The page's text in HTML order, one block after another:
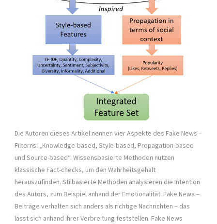
Die Autoren dieses Artikel nennen vier Aspekte des Fake News –
Filterns: „Knowledge-based, Style-based, Propagation-based
und Source-based“. Wissensbasierte Methoden nutzen
klassische Fact-checks, um den Wahrheitsgehalt
herauszufinden. Stilbasierte Methoden analysieren die Intention
des Autors, zum Beispiel anhand der Emotionalität. Fake News –
Beiträge verhalten sich anders als richtige Nachrichten – das
lässt sich anhand ihrer Verbreitung feststellen. Fake News